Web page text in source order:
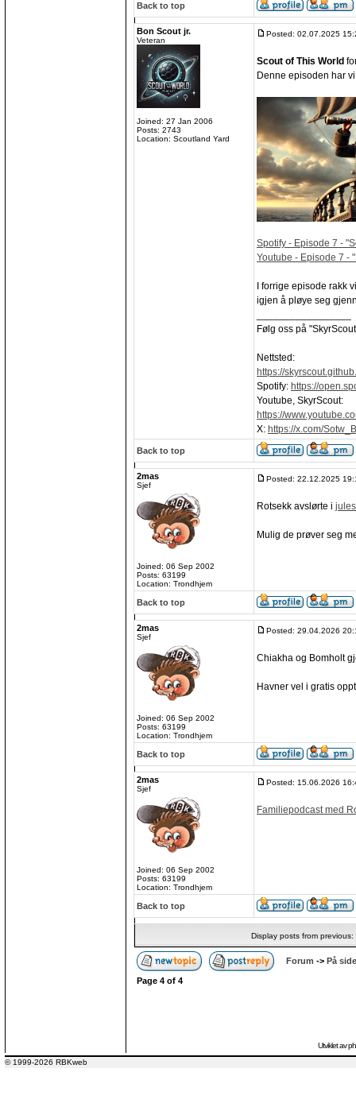
Back to top
Bon Scout jr.
Veteran
Joined: 27 Jan 2006
Posts: 2743
Location: Scoutland Yard
Posted: 02.07.2025
Scout of This World
Denne episoden har
Spotify - Episode 7 -
Youtube - Episode 7 -
I forrige episode rakk
igjen å pløye seg
Følg oss på
Nettsted:
https://
Spotify: https://
Youtube, SkyrScout:
https://
X: https://x.com/
Back to top
2mas
Sjef
Joined: 06 Sep 2002
Posts: 63199
Location: Trondhjem
Posted: 22.12.2025
Rotsekk avslørte i
Mulig de prøver seg
Back to top
2mas
Sjef
Joined: 06 Sep 2002
Posts: 63199
Location: Trondhjem
Posted: 29.04.2026
Chiakha og Bomholt
Havner vel i gratis
Back to top
2mas
Sjef
Joined: 06 Sep 2002
Posts: 63199
Location: Trondhjem
Posted: 15.06.2026
Familiepodcast med
Back to top
Display posts from previous:
Forum -> På
Page 4 of 4
Utviklet av
© 1999-2026 RBKweb